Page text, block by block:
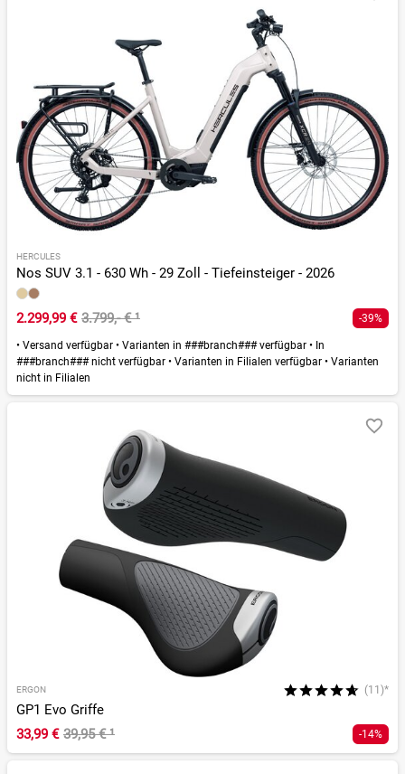
HERCULES
Nos SUV 3.1 - 630 Wh - 29 Zoll - Tiefeinsteiger - 2026
2.299,99 € 3.799,- €¹ -39%
• Versand verfügbar • Varianten in ###branch### verfügbar • In
###branch### nicht verfügbar • Varianten in Filialen verfügbar • Varianten
nicht in Filialen
ERGON (11)*
GP1 Evo Griffe
33,99 € 39,95 €¹ -14%